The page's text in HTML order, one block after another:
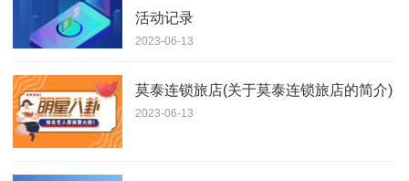
活动记录
2023-06-13
莫泰连锁旅店(关于莫泰连锁旅店的简介)
2023-06-13